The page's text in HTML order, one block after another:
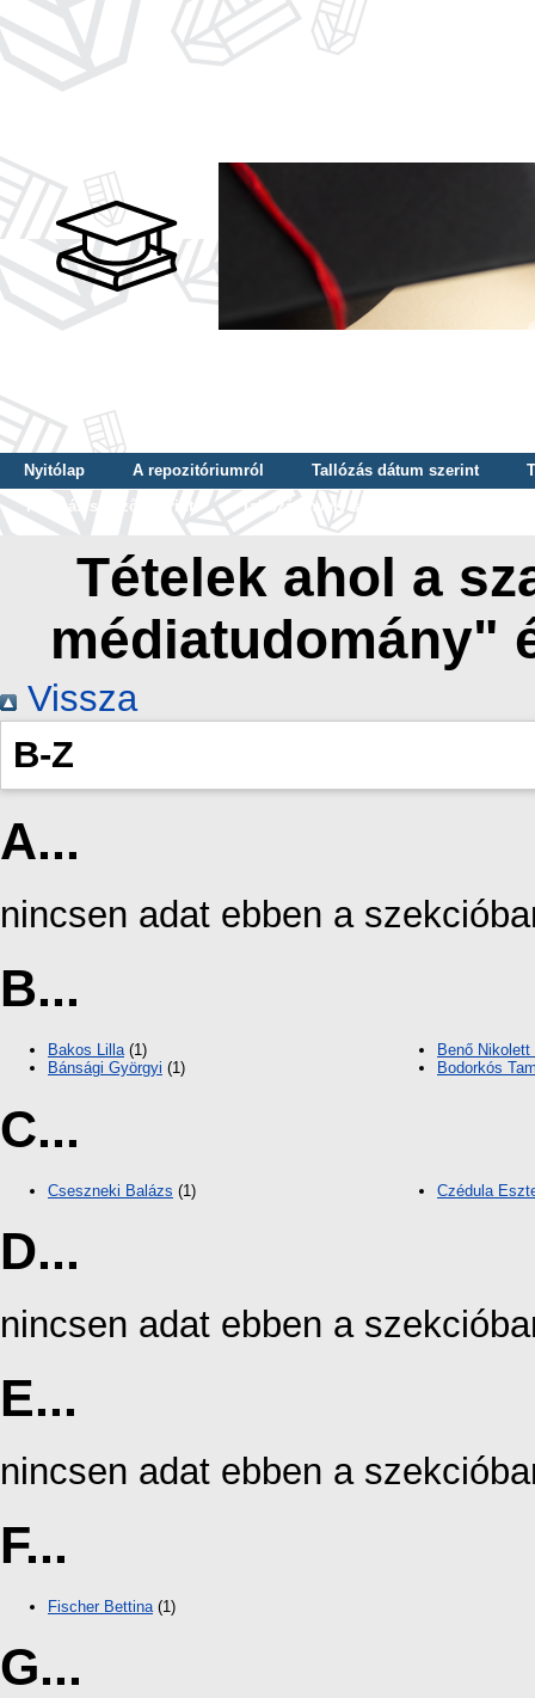
Nyitólap A repozitóriumról Tallózás dátum szerint
Tallózás szerző szerint
Tallózás nyelv szerint
Tételek ahol a
médiatudomány"
Vissza
B-Z
A...
nincsen adat ebben a
B...
Bakos Lilla(1)
Bánsági Györgyi (1)
Benő Nikolett
Bodorkós
C...
Cseszneki Balázs (1) Czédula
D...
nincsen adat ebben a
E...
nincsen adat ebben a
F...
Fischer Bettina(1)
G...